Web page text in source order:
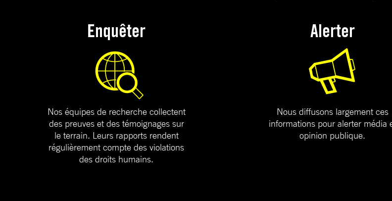
Enquêter
Nos équipes de recherche collectent
des preuves et des témoignages sur
le terrain. Leurs rapports rendent
régulièrement compte des violations
des droits humains.
Alerter
Nous diffusons largement ces
informations pour alerter média
opinion publique.